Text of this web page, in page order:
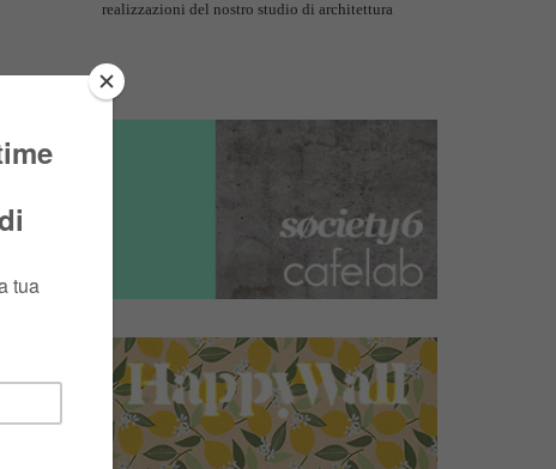
realizzazioni del nostro studio di architettura